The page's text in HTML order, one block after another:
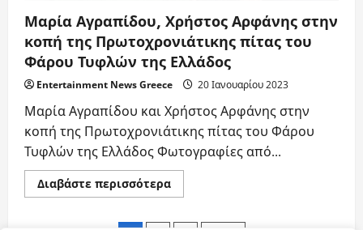
Μαρία Αγραπίδου, Χρήστος Αρφάνης στην
κοπή της Πρωτοχρονιάτικης πίτας του
Φάρου Τυφλών της Ελλάδος
Entertainment News Greece 20 Ιανουαρίου 2023
Μαρία Αγραπίδου και Χρήστος Αρφάνης στην
κοπή της Πρωτοχρονιάτικης πίτας του Φάρου
Τυφλών της Ελλάδος Φωτογραφίες από...
Διαβάστε περισσότεραRead
more